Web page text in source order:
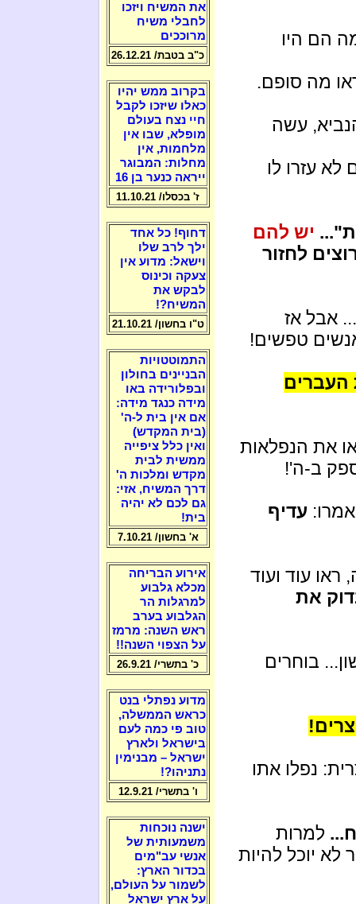
הם היו
מה סופם.
עשה
לא עזרו לו
יש להם
לחזור
אבל אז
טפשים!
את הנפלאות
ב-ה'!
עדיף
עוד ועוד
את
בוחרים
נפלו אתו
למרות
יוכל להיות
את המשיח ויזכו
לחבלי משיח
מרוככים
כ"ב בטבת/ 26.12.21
בקרוב ממש יהיו
כאלו שיזכו לקבל
חיי נצח בעולם
מופלא, שבו אין
מלחמות, אין
מחלות: המבוגר
ייראה כנער בן 16
ז' בכסלו/ 11.10.21
דחוף! כל אחד
ילך לרב שלו
וישאל: מדוע אין
צעקה וכינוס
לבקש את
המשיח?!
ט"ו בחשון/ 21.10.21
התמוטטויות
הבניינים בחולון
ובפלורידה באו
מידה כנגד מידה:
אם אין בית ל-ה'
(בית המקדש)
ואין כלל ציפייה
ממשית לבית
מקדש ומלכות ה'
דרך המשיח, אזי:
גם לכם לא יהיה
בית!
א' בחשון/ 7.10.21
אירוע הבריחה
מכלא גלבוע
למרגלות הר
הגלבוע בערב
ראש השנה: מרמז
על הצפוי השנה!!
כ' בתשרי/ 26.9.21
מדוע נפתלי בנט
כראש הממשלה,
טוב פי כמה לעם
בישראל ולארץ
ישראל – מבנימין
נתניהו?!
ו' בתשרי/ 12.9.21
ישנה נוכחות
משמעותית של
אנשי עב"מים
בכדור הארץ:
לשמור על העולם,
על ארץ ישראל